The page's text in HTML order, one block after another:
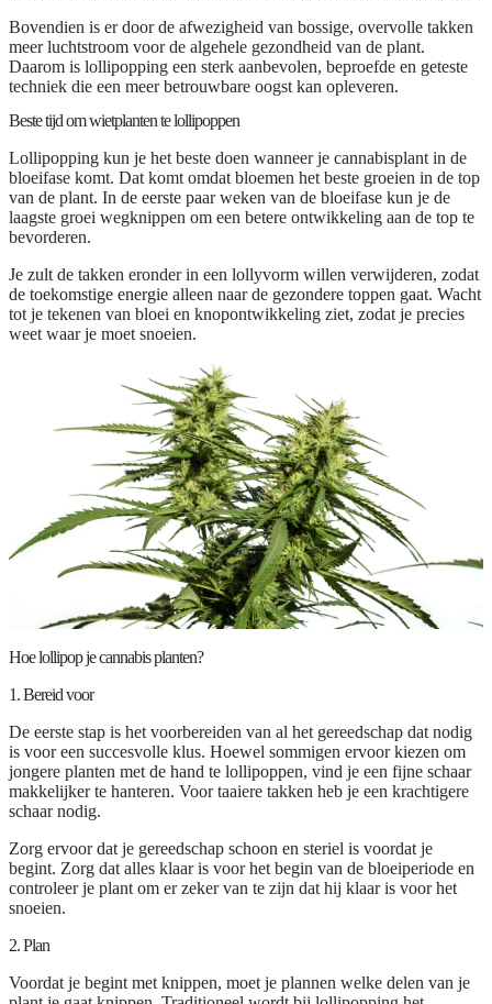
Bovendien is er door de afwezigheid van bossige, overvolle takken
meer luchtstroom voor de algehele gezondheid van de plant.
Daarom is lollipopping een sterk aanbevolen, beproefde en geteste
techniek die een meer betrouwbare oogst kan opleveren.
Beste tijd om wietplanten te lollipoppen
Lollipopping kun je het beste doen wanneer je cannabisplant in de
bloeifase komt. Dat komt omdat bloemen het beste groeien in de top
van de plant. In de eerste paar weken van de bloeifase kun je de
laagste groei wegknippen om een betere ontwikkeling aan de top te
bevorderen.
Je zult de takken eronder in een lollyvorm willen verwijderen, zodat
de toekomstige energie alleen naar de gezondere toppen gaat. Wacht
tot je tekenen van bloei en knopontwikkeling ziet, zodat je precies
weet waar je moet snoeien.
Hoe lollipop je cannabis planten?
1. Bereid voor
De eerste stap is het voorbereiden van al het gereedschap dat nodig
is voor een succesvolle klus. Hoewel sommigen ervoor kiezen om
jongere planten met de hand te lollipoppen, vind je een fijne schaar
makkelijker te hanteren. Voor taaiere takken heb je een krachtigere
schaar nodig.
Zorg ervoor dat je gereedschap schoon en steriel is voordat je
begint. Zorg dat alles klaar is voor het begin van de bloeiperiode en
controleer je plant om er zeker van te zijn dat hij klaar is voor het
snoeien.
2. Plan
Voordat je begint met knippen, moet je plannen welke delen van je